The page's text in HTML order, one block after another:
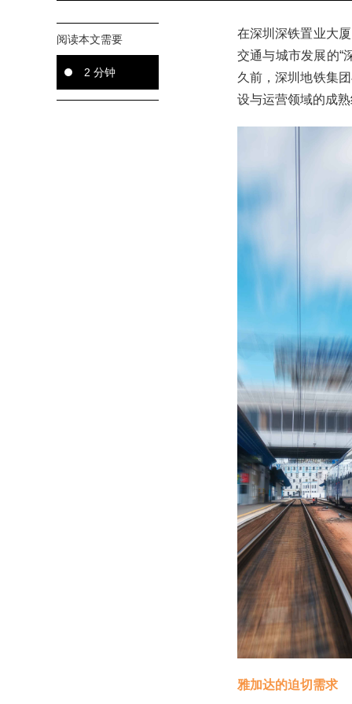
阅读本文需要
2 分钟
在深圳深铁置业大
交通与城市发展的“
久前，深圳地铁集
设与运营领域的成
雅加达的迫切需求